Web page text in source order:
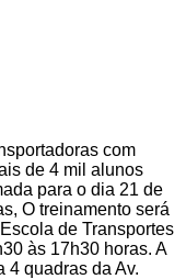
com
de 4 mil alunos
para o dia 21 de
O treinamento será
de Transportes
às 17h30 horas. A
4 quadras da Av.